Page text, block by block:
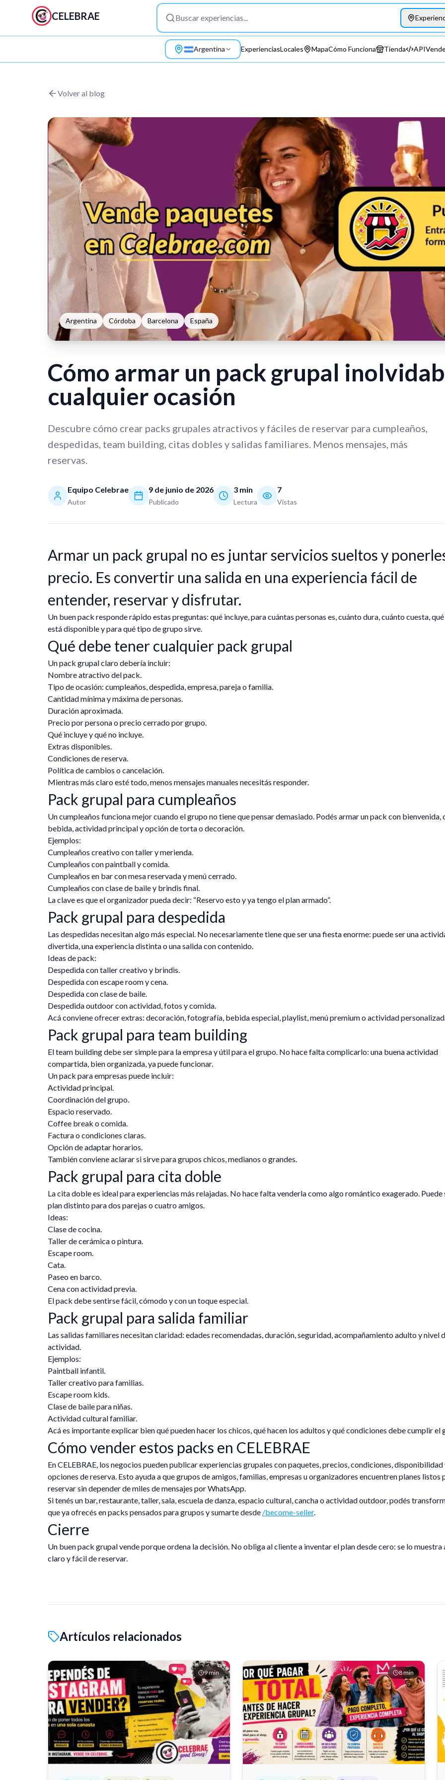
CELEBRAE
Argentina ExperienciasLocales MapaCómo Funciona Tienda API
Volver al blog
Argentina Córdoba Barcelona España
Cómo armar un pack grupal
cualquier ocasión
Descubre cómo crear packs grupales atractivos y fáciles de reservar para cumpleaños,
despedidas, team building, citas dobles y salidas familiares. Menos mensajes, más
reservas.
Equipo Celebrae
Autor
9 de junio de 2026
Publicado
3 min
Lectura
7
Vistas
Armar un pack grupal no es juntar servicios sueltos y
precio. Es convertir una salida en una experiencia fácil de
entender, reservar y disfrutar.
Un buen pack responde rápido estas preguntas: qué incluye, para cuántas personas es, cuánto dura, cuánto cuesta,
está disponible y para qué tipo de grupo sirve.
Qué debe tener cualquier pack grupal
Un pack grupal claro debería incluir:
Nombre atractivo del pack.
Tipo de ocasión: cumpleaños, despedida, empresa, pareja o familia.
Cantidad mínima y máxima de personas.
Duración aproximada.
Precio por persona o precio cerrado por grupo.
Qué incluye y qué no incluye.
Extras disponibles.
Condiciones de reserva.
Política de cambios o cancelación.
Mientras más claro esté todo, menos mensajes manuales necesitás responder.
Pack grupal para cumpleaños
Un cumpleaños funciona mejor cuando el grupo no tiene que pensar demasiado. Podés armar un pack con bienvenida,
bebida, actividad principal y opción de torta o decoración.
Ejemplos:
Cumpleaños creativo con taller y merienda.
Cumpleaños con paintball y comida.
Cumpleaños en bar con mesa reservada y menú cerrado.
Cumpleaños con clase de baile y brindis final.
La clave es que el organizador pueda decir: “Reservo esto y ya tengo el plan armado”.
Pack grupal para despedida
Las despedidas necesitan algo más especial. No necesariamente tiene que ser una fiesta enorme: puede ser una
divertida, una experiencia distinta o una salida con contenido.
Ideas de pack:
Despedida con taller creativo y brindis.
Despedida con escape room y cena.
Despedida con clase de baile.
Despedida outdoor con actividad, fotos y comida.
Acá conviene ofrecer extras: decoración, fotografía, bebida especial, playlist, menú premium o actividad
Pack grupal para team building
El team building debe ser simple para la empresa y útil para el grupo. No hace falta complicarlo: una buena actividad
compartida, bien organizada, ya puede funcionar.
Un pack para empresas puede incluir:
Actividad principal.
Coordinación del grupo.
Espacio reservado.
Coffee break o comida.
Factura o condiciones claras.
Opción de adaptar horarios.
También conviene aclarar si sirve para grupos chicos, medianos o grandes.
Pack grupal para cita doble
La cita doble es ideal para experiencias más relajadas. No hace falta venderla como algo romántico exagerado. Puede
plan distinto para dos parejas o cuatro amigos.
Ideas:
Clase de cocina.
Taller de cerámica o pintura.
Escape room.
Cata.
Paseo en barco.
Cena con actividad previa.
El pack debe sentirse fácil, cómodo y con un toque especial.
Pack grupal para salida familiar
Las salidas familiares necesitan claridad: edades recomendadas, duración, seguridad, acompañamiento adulto y nivel
actividad.
Ejemplos:
Paintball infantil.
Taller creativo para familias.
Escape room kids.
Clase de baile para niñas.
Actividad cultural familiar.
Acá es importante explicar bien qué pueden hacer los chicos, qué hacen los adultos y qué condiciones debe cumplir el
Cómo vender estos packs en CELEBRAE
En CELEBRAE, los negocios pueden publicar experiencias grupales con paquetes, precios, condiciones, disponibilidad
opciones de reserva. Esto ayuda a que grupos de amigos, familias, empresas u organizadores encuentren planes listos
reservar sin depender de miles de mensajes por WhatsApp.
Si tenés un bar, restaurante, taller, sala, escuela de danza, espacio cultural, cancha o actividad outdoor, podés
que ya ofrecés en packs pensados para grupos y sumarte desde /become-seller.
Cierre
Un buen pack grupal vende porque ordena la decisión. No obliga al cliente a inventar el plan desde cero: se lo muestra
claro y fácil de reservar.
Artículos relacionados
9min 8min